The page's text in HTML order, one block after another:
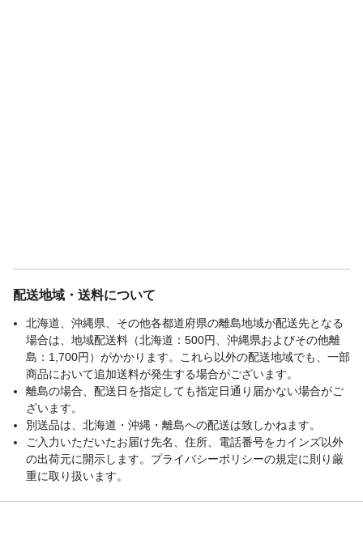
配送地域・送料について
北海道、沖縄県、その他各都道府県の離島地域が配送先となる
場合は、地域配送料（北海道：500円、沖縄県およびその他離
島：1,700円）がかかります。これら以外の配送地域でも、一部
商品において追加送料が発生する場合がございます。
離島の場合、配送日を指定しても指定日通り届かない場合がご
ざいます。
別送品は、北海道・沖縄・離島への配送は致しかねます。
ご入力いただいたお届け先名、住所、電話番号をカインズ以外
の出荷元に開示します。プライバシーポリシーの規定に則り厳
重に取り扱います。